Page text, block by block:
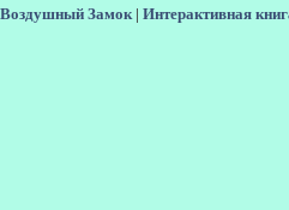
Воздушный Замок| Интерактивная